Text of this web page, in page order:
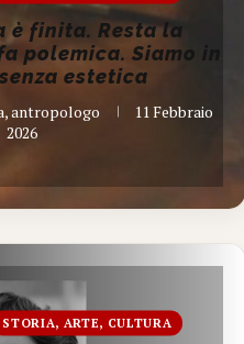
è finita. Resta la
polemica. Siamo in
estetica
antropologo
11 Febbraio
2026
STORIA, ARTE, CULTURA